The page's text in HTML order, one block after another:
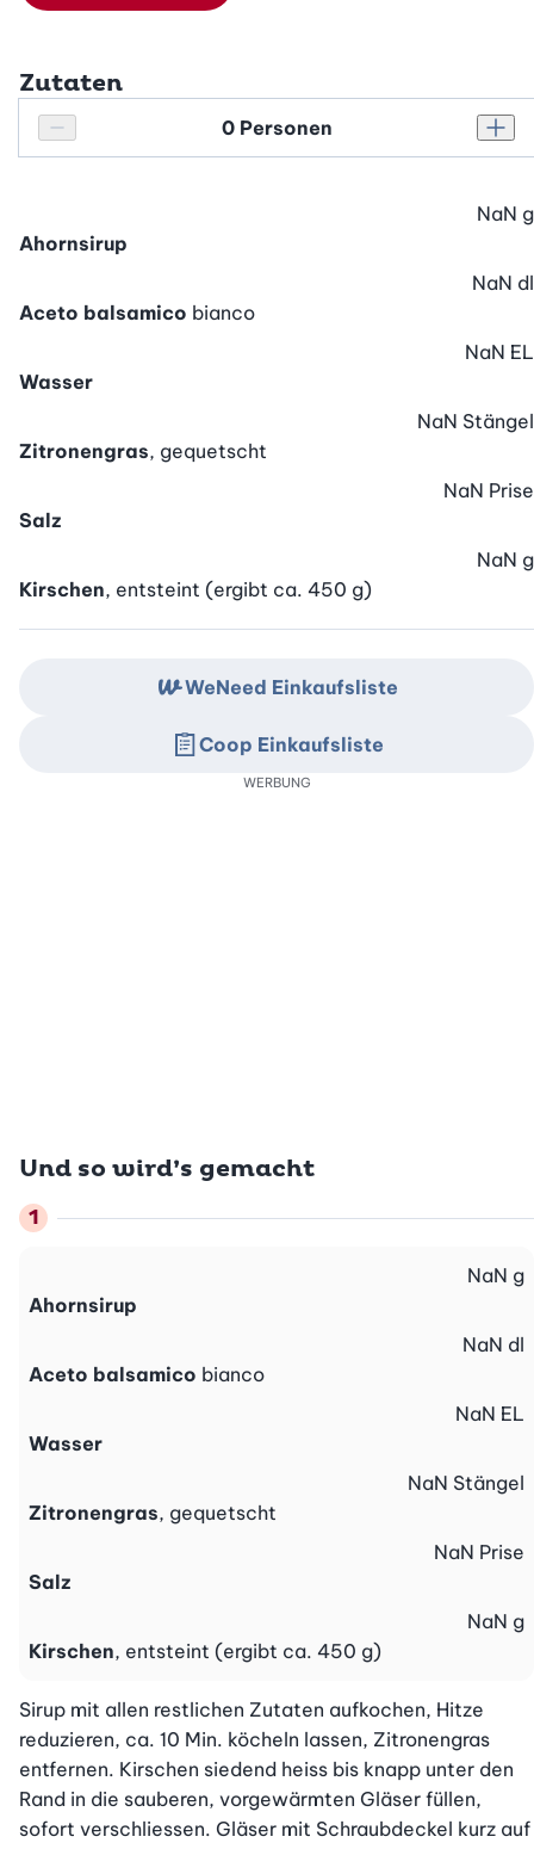
Zutaten
Personenanzahl verringern
Personenanzahl
Ahornsirup
NaN g
Aceto balsamico bianco
NaN dl
Wasser
NaN EL
Zitronengras, gequetscht
NaN Stängel
Salz
NaN Prise
Kirschen, entsteint (ergibt ca. 450 g)
NaN g
Und so wird’s gemacht
Ahornsirup
NaN g
Aceto balsamico bianco
NaN dl
Wasser
NaN EL
Zitronengras, gequetscht
NaN Stängel
Salz
NaN Prise
Kirschen, entsteint (ergibt ca. 450 g)
NaN g
Sirup mit allen restlichen Zutaten aufkochen, Hitze
reduzieren, ca. 10 Min. köcheln lassen, Zitronengras
entfernen. Kirschen siedend heiss bis knapp unter den
Rand in die sauberen, vorgewärmten Gläser füllen,
sofort verschliessen. Gläser mit Schraubdeckel kurz auf
WeNeed Einkaufsliste
Coop Einkaufsliste
WERBUNG